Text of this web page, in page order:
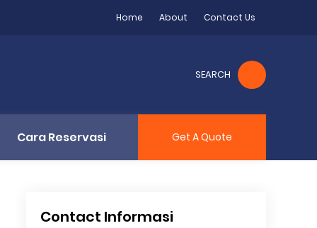
Home About Contact Us
SEARCH
Cara Reservasi Get A Quote
Contact Informasi